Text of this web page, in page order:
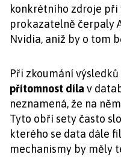
konkrétního zdroje při
prokazatelně čerpaly
Nvidia, aniž by o tom
Při zkoumání
přítomnost dílav
neznamená, že na
Tyto obří sety často
kterého se data dále
mechanismy by měly